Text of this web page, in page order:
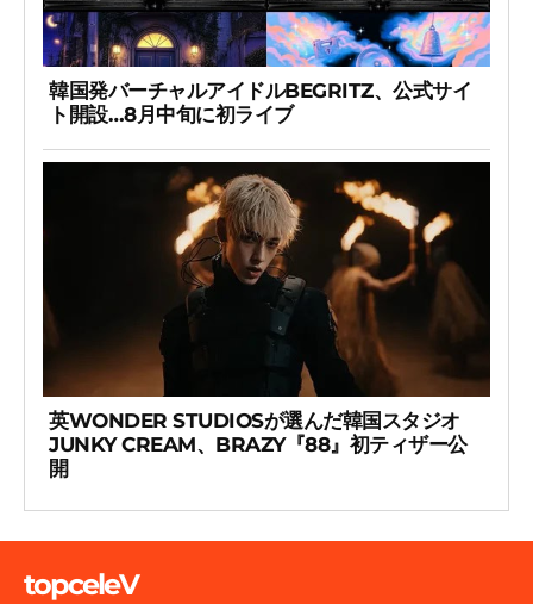
韓国発バーチャルアイドルBEGRITZ、公式サイ
ト開設…8月中旬に初ライブ
英WONDER STUDIOSが選んだ韓国スタジオ
JUNKY CREAM、BRAZY『88』初ティザー公
開
topceleV